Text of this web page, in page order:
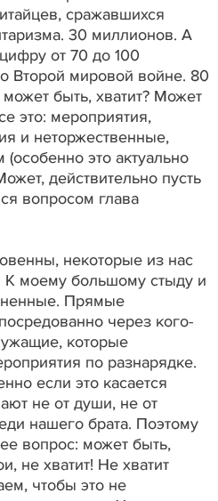
сражавшихся
30 миллионов. А
от 70 до 100
Второй мировой войне. 80
быть, хватит? Может
это: мероприятия,
и неторжественные,
это актуально
действительно пусть
вопросом глава
некоторые из нас
К моему большому стыду и
Прямые
через кого-
которые
по разнарядке.
если это касается
не от души, не от
нашего брата. Поэтому
вопрос: может быть,
не хватит! Не хватит
чтобы это не